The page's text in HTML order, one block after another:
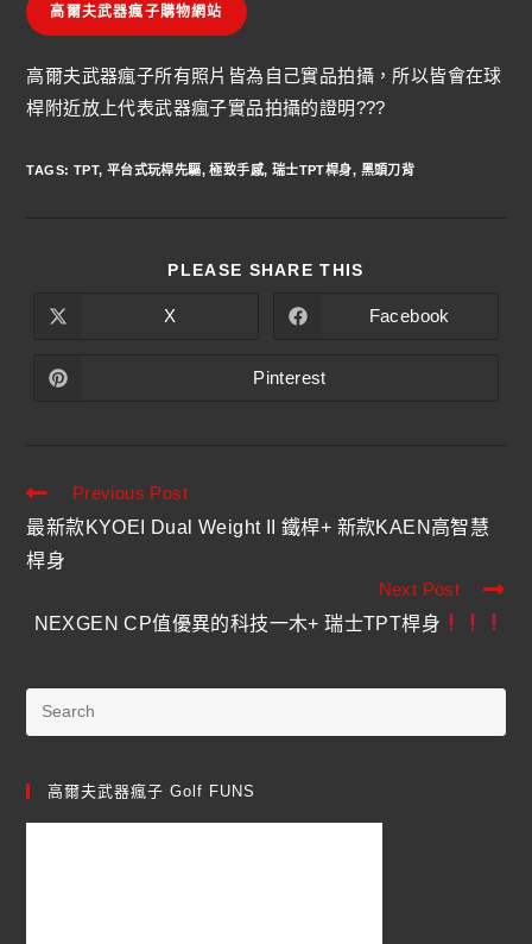
高爾夫武器瘋子購物網站
高爾夫武器瘋子所有照片皆為自己實品拍攝，所以皆會在球
桿附近放上代表武器瘋子實品拍攝的證明???
TAGS: TPT, 平台式玩桿先驅, 極致手感, 瑞士TPT桿身, 黑頭刀背
PLEASE SHARE THIS
X Facebook
Pinterest
Previous Post
最新款KYOEI Dual Weight II 鐵桿+ 新款KAEN高智慧
桿身
Next Post
NEXGEN CP值優異的科技一木+ 瑞士TPT桿身
高爾夫武器瘋子 Golf FUNS